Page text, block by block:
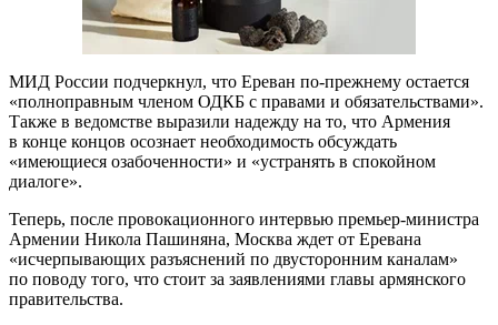
МИД России подчеркнул, что Ереван по-прежнему остается
«полноправным членом ОДКБ с правами и обязательствами».
Также в ведомстве выразили надежду на то, что Армения
в конце концов осознает необходимость обсуждать
«имеющиеся озабоченности» и «устранять в спокойном
диалоге».
Теперь, после провокационного интервью премьер-министра
Армении Никола Пашиняна, Москва ждет от Еревана
«исчерпывающих разъяснений по двусторонним каналам»
по поводу того, что стоит за заявлениями главы армянского
правительства.